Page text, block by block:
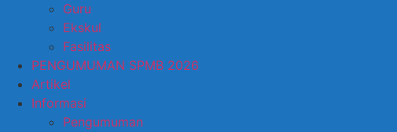
Guru
Ekskul
Fasilitas
PENGUMUMAN SPMB 2026
Artikel
Informasi
Pengumuman